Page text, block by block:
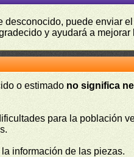
puede enviar
y ayudará a
o estimado no significa
para la población
información de las piezas.